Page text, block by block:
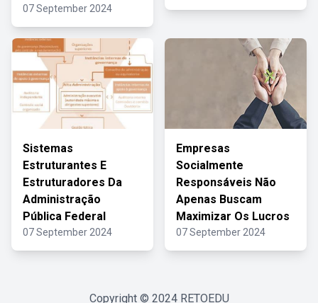
07 September 2024
Sistemas
Estruturantes E
Estruturadores Da
Administração
Pública Federal
07 September 2024
Empresas
Socialmente
Responsáveis Não
Apenas Buscam
Maximizar Os Lucros
07 September 2024
Copyright © 2024 RETOEDU